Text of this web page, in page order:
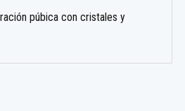
púbica con cristales y